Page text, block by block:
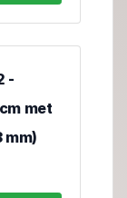
-
met
mm)